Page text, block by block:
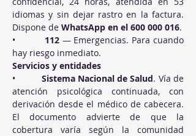
idiomas y sin dejar rastro en la factura.
Dispone de WhatsApp en el 600 000 016.
• 112 — Emergencias. Para cuando
hay riesgo inmediato.
Servicios y entidades
• Sistema Nacional de Salud. Vía de
atención psicológica continuada, con
derivación desde el médico de cabecera.
El documento advierte de que la
cobertura varía según la comunidad